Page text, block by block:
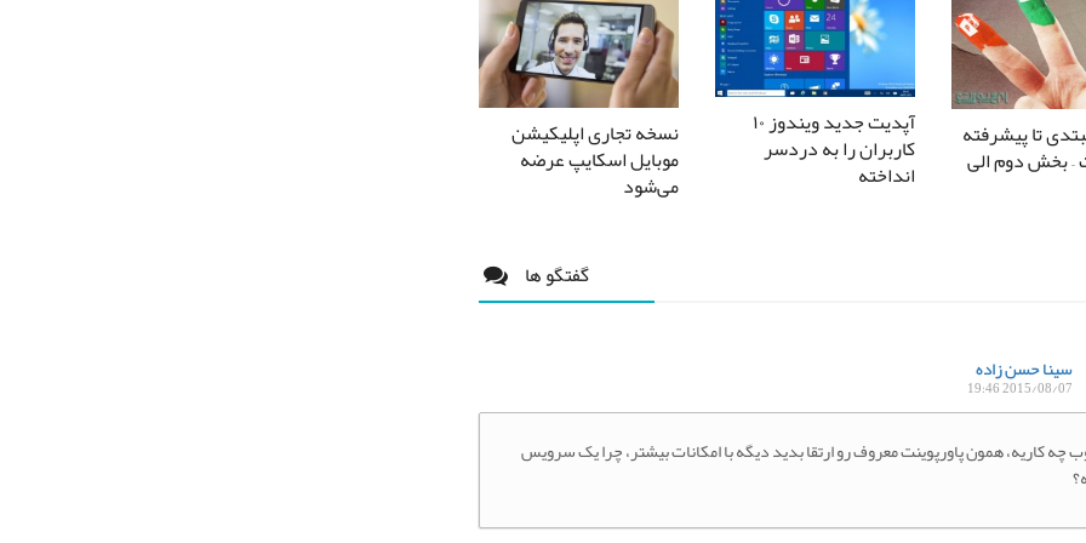
تا پیشرفته
– بخش دوم الی
آپدیت جدید ویندوز ۱۰
کاربران را به دردسر
انداخته
نسخه تجاری اپلیکیشن
موبایل اسکایپ عرضه
می‌شود
گفتگو ها
سینا حسن زاده
2015/08/07 19:46
چه کاریه، همون پاورپوینت معروف رو ارتقا بدید دیگه با امکانات بیشتر، چرا یک سرویس